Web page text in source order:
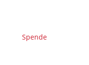
Spende